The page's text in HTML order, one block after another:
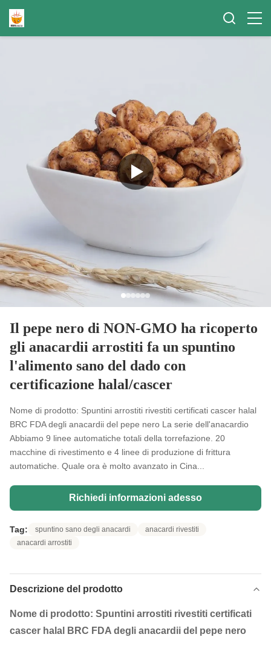
Il pepe nero di NON-GMO ha ricoperto
gli anacardii arrostiti fa un spuntino
l'alimento sano del dado con
certificazione halal/cascer
Nome di prodotto: Spuntini arrostiti rivestiti certificati cascer halal
BRC FDA degli anacardii del pepe nero La serie dell'anacardio
Abbiamo 9 linee automatiche totali della torrefazione. 20
macchine di rivestimento e 4 linee di produzione di frittura
automatiche. Quale ora è molto avanzato in Cina...
Richiedi informazioni adesso
Tag: spuntino sano degli anacardi
anacardi rivestiti
anacardi arrostiti
Descrizione del prodotto
Nome di prodotto: Spuntini arrostiti rivestiti certificati
cascer halal BRC FDA degli anacardii del pepe nero